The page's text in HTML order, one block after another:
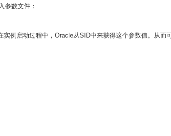
参数文件：
例启动过程中，Oracle从SID中来获得这个参数值。从而